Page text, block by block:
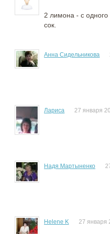
2 лимона - с одного
сок.
Анна Сидельникова
Лариса 27 января
Надя Мартыненко
Helene K 27 января